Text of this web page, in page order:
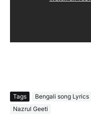
Tags Bengali song Lyrics
Nazrul Geeti